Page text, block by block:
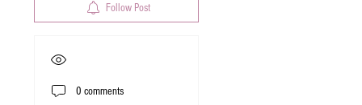
Follow Post
0 comments